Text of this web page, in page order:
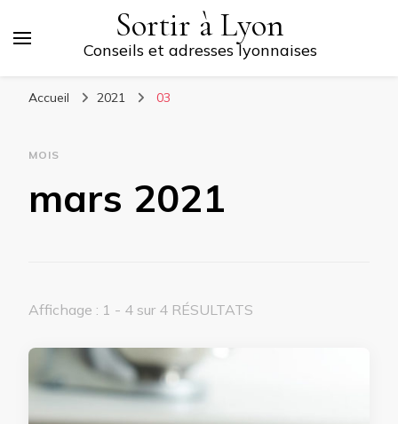
Sortir à Lyon
Conseils et adresses lyonnaises
Accueil 2021 03
MOIS
mars 2021
Affichage : 1 - 4 sur 4 RÉSULTATS